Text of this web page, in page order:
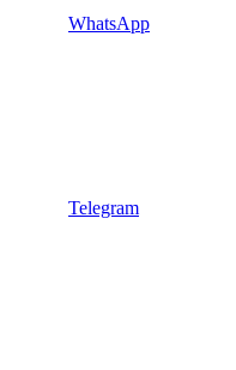
WhatsApp
Telegram